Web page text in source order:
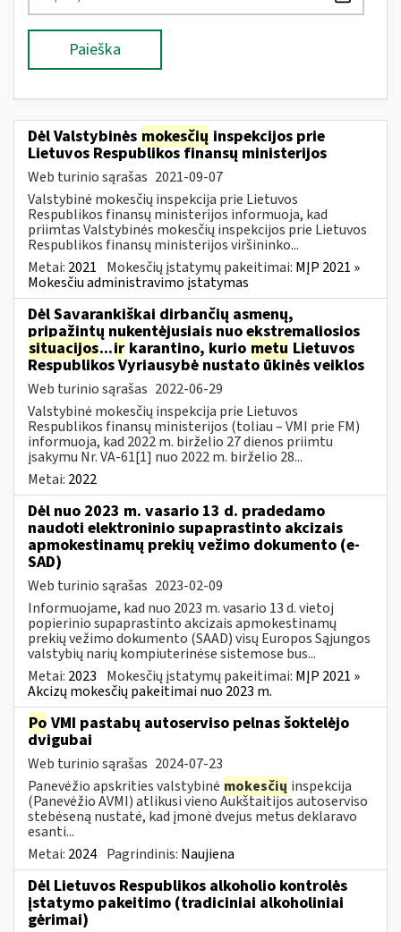
Paieška
Dėl Valstybinės mokesčių inspekcijos prie
Lietuvos Respublikos finansų ministerijos
Web turinio sąrašas 2021-09-07
Valstybinė mokesčių inspekcija prie Lietuvos
Respublikos finansų ministerijos informuoja, kad
priimtas Valstybinės mokesčių inspekcijos prie Lietuvos
Respublikos finansų ministerijos viršininko...
Metai: 2021 Mokesčių įstatymų pakeitimai: MĮP 2021 »
Mokesčiu administravimo įstatymas
Dėl Savarankiškai dirbančių asmenų,
pripažintų nukentėjusiais nuo ekstremaliosios
situacijos...ir karantino, kurio metu Lietuvos
Respublikos Vyriausybė nustato ūkinės veiklos
Web turinio sąrašas 2022-06-29
Valstybinė mokesčių inspekcija prie Lietuvos
Respublikos finansų ministerijos (toliau – VMI prie FM)
informuoja, kad 2022 m. birželio 27 dienos priimtu
įsakymu Nr. VA-61[1] nuo 2022 m. birželio 28...
Metai: 2022
Dėl nuo 2023 m. vasario 13 d. pradedamo
naudoti elektroninio supaprastinto akcizais
apmokestinamų prekių vežimo dokumento (e-
SAD)
Web turinio sąrašas 2023-02-09
Informuojame, kad nuo 2023 m. vasario 13 d. vietoj
popierinio supaprastinto akcizais apmokestinamų
prekių vežimo dokumento (SAAD) visų Europos Sąjungos
valstybių narių kompiuterinėse sistemose bus...
Metai: 2023 Mokesčių įstatymų pakeitimai: MĮP 2021 »
Akcizų mokesčių pakeitimai nuo 2023 m.
Po VMI pastabų autoserviso pelnas šoktelėjo
dvigubai
Web turinio sąrašas 2024-07-23
Panevėžio apskrities valstybinė mokesčių inspekcija
(Panevėžio AVMI) atlikusi vieno Aukštaitijos autoserviso
stebėseną nustatė, kad įmonė dvejus metus deklaravo
esanti...
Metai: 2024 Pagrindinis: Naujiena
Dėl Lietuvos Respublikos alkoholio kontrolės
įstatymo pakeitimo (tradiciniai alkoholiniai
gėrimai)